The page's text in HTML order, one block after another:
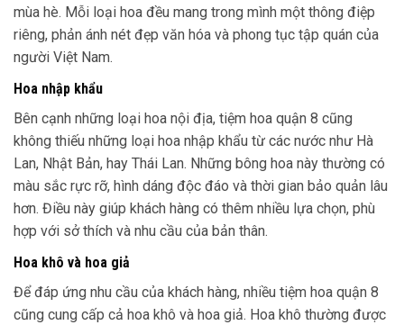
mùa hè. Mỗi loại hoa đều mang trong mình một thông điệp
riêng, phản ánh nét đẹp văn hóa và phong tục tập quán của
người Việt Nam.
Hoa nhập khẩu
Bên cạnh những loại hoa nội địa, tiệm hoa quận 8 cũng
không thiếu những loại hoa nhập khẩu từ các nước như Hà
Lan, Nhật Bản, hay Thái Lan. Những bông hoa này thường có
màu sắc rực rỡ, hình dáng độc đáo và thời gian bảo quản lâu
hơn. Điều này giúp khách hàng có thêm nhiều lựa chọn, phù
hợp với sở thích và nhu cầu của bản thân.
Hoa khô và hoa giả
Để đáp ứng nhu cầu của khách hàng, nhiều tiệm hoa quận 8
cũng cung cấp cả hoa khô và hoa giả. Hoa khô thường được